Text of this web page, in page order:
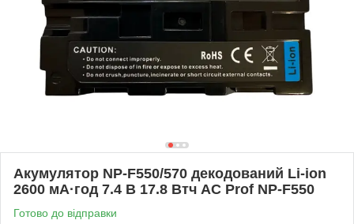
Акумулятор NP-F550/570 декодований Li-ion
2600 мА·год 7.4 В 17.8 Втч AC Prof NP-F550
Готово до відправки